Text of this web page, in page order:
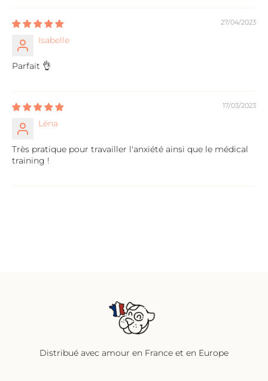
27/04/2023
Isabelle
Parfait 👌
17/03/2023
Léna
Très pratique pour travailler l'anxiété ainsi que le médical
training !
Distribué avec amour en France et en Europe